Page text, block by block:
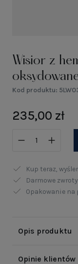
Wisior z
Kod produktu:
235,00 zł
Kup teraz,
Darmowe zwroty
Opakowanie
Opis produktu
Opinie klientów